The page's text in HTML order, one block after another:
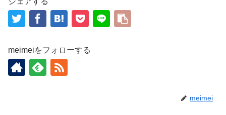
meimeiをフォローする
meimei